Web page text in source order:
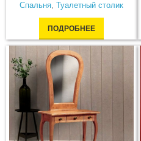
Спальня, Туалетный столик
ПОДРОБНЕЕ